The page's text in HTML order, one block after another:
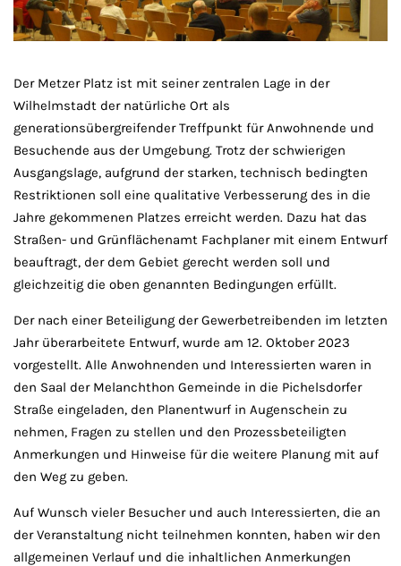
Der Metzer Platz ist mit seiner zentralen Lage in der
Wilhelmstadt der natürliche Ort als
generationsübergreifender Treffpunkt für Anwohnende und
Besuchende aus der Umgebung. Trotz der schwierigen
Ausgangslage, aufgrund der starken, technisch bedingten
Restriktionen soll eine qualitative Verbesserung des in die
Jahre gekommenen Platzes erreicht werden. Dazu hat das
Straßen- und Grünflächenamt Fachplaner mit einem Entwurf
beauftragt, der dem Gebiet gerecht werden soll und
gleichzeitig die oben genannten Bedingungen erfüllt.
Der nach einer Beteiligung der Gewerbetreibenden im letzten
Jahr überarbeitete Entwurf, wurde am 12. Oktober 2023
vorgestellt. Alle Anwohnenden und Interessierten waren in
den Saal der Melanchthon Gemeinde in die Pichelsdorfer
Straße eingeladen, den Planentwurf in Augenschein zu
nehmen, Fragen zu stellen und den Prozessbeteiligten
Anmerkungen und Hinweise für die weitere Planung mit auf
den Weg zu geben.
Auf Wunsch vieler Besucher und auch Interessierten, die an
der Veranstaltung nicht teilnehmen konnten, haben wir den
allgemeinen Verlauf und die inhaltlichen Anmerkungen